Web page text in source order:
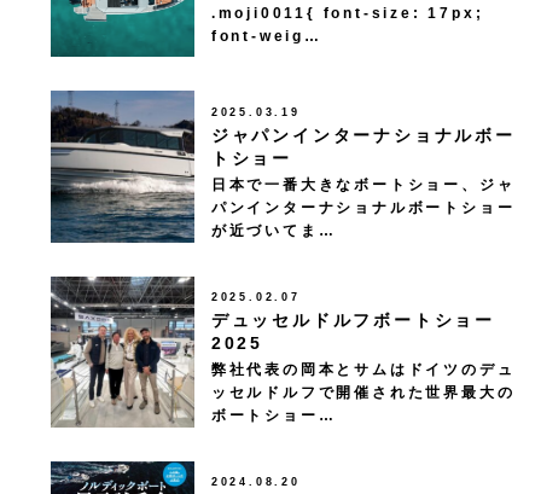
.moji0011{ font-size: 17px;
font-weig…
2025.03.19
ジャパンインターナショナルボー
トショー
日本で一番大きなボートショー、ジャ
パンインターナショナルボートショー
が近づいてま…
2025.02.07
デュッセルドルフボートショー
2025
弊社代表の岡本とサムはドイツのデュ
ッセルドルフで開催された世界最大の
ボートショー…
2024.08.20